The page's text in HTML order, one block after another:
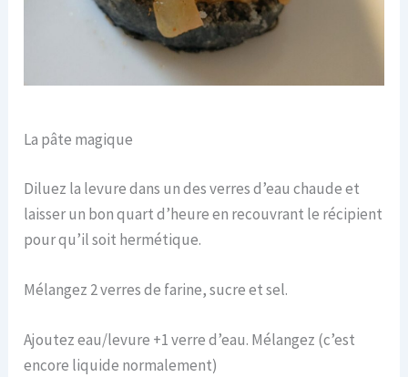
La pâte magique
Diluez la levure dans un des verres d’eau chaude et
laisser un bon quart d’heure en recouvrant le récipient
pour qu’il soit hermétique.
Mélangez 2 verres de farine, sucre et sel.
Ajoutez eau/levure +1 verre d’eau. Mélangez (c’est
encore liquide normalement)